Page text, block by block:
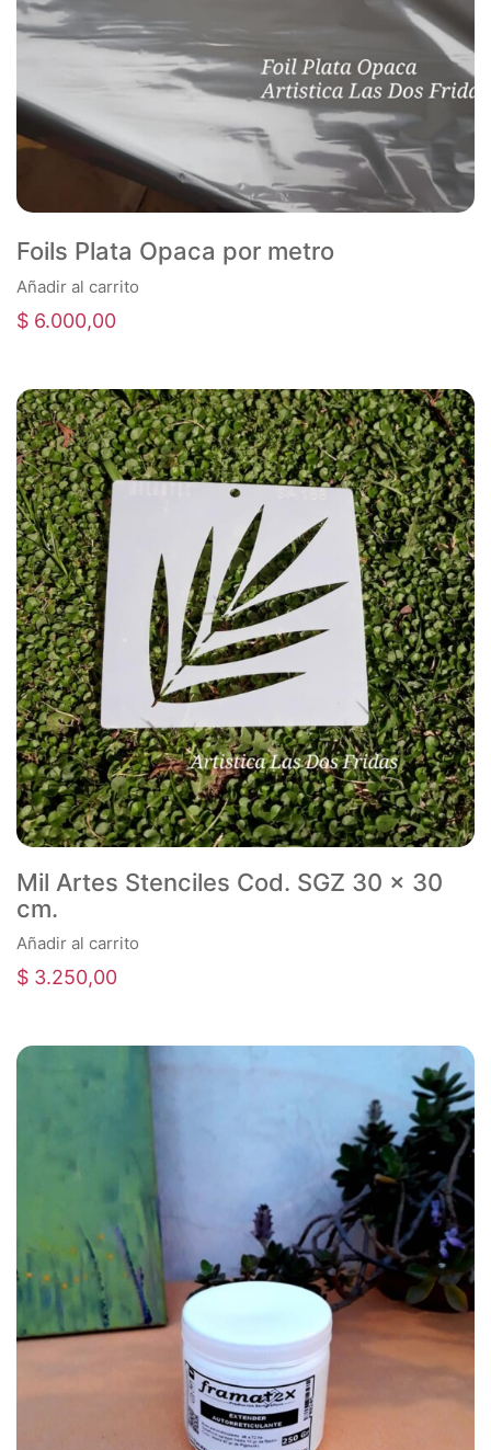
Foils Plata Opaca por metro
Añadir al carrito
$
Mil Artes Stenciles Cod. SGZ 30 x 30
cm.
Añadir al carrito
FRAMATEX – Extender Autorreticulante